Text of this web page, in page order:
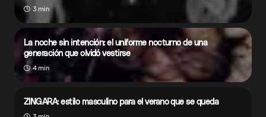
3 min
La noche sin intención: el uniforme nocturno de una
generación que olvidó vestirse
4 min
ZINGARA: estilo masculino para el verano que se queda